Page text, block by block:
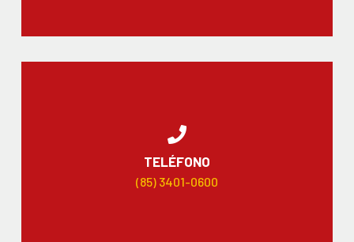
TELÉFONO
(85) 3401-0600